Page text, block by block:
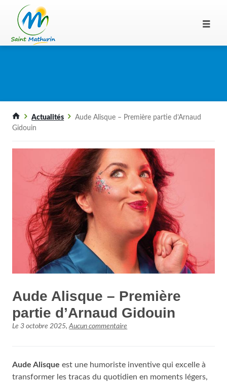
Actualités
Aude Alisque – Première partie d’Arnaud
Gidouin
Aude Alisque – Première
partie d’Arnaud Gidouin
Le3 octobre 2025,Aucun commentaire
Aude Alisque est une humoriste inventive qui excelle à
transformer les tracas du quotidien en moments légers,